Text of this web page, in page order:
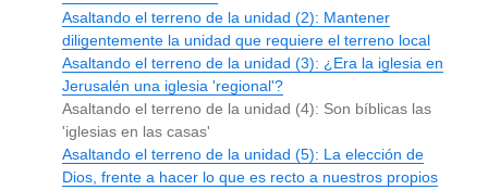
Asaltando el terreno de la unidad (2): Mantener
diligentemente la unidad que requiere el terreno local
Asaltando el terreno de la unidad (3): ¿Era la iglesia en
Jerusalén una iglesia 'regional'?
Asaltando el terreno de la unidad (4): Son bíblicas las
'iglesias en las casas'
Asaltando el terreno de la unidad (5): La elección de
Dios, frente a hacer lo que es recto a nuestros propios